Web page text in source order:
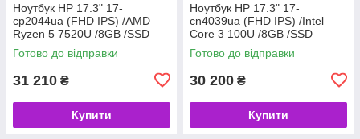
Ноутбук HP 17.3" 17-
cp2044ua (FHD IPS) /AMD
Ryzen 5 7520U /8GB /SSD
512GB /UMA /DOS /
сріблястий (код 158405)
Готово до відправки
31 210 ₴
Купити
Ноутбук HP 17.3" 17-
cn4039ua (FHD IPS) /Intel
Core 3 100U /8GB /SSD
512GB /UMA /DOS /
сріблястий (код 158404)
Готово до відправки
30 200 ₴
Купити